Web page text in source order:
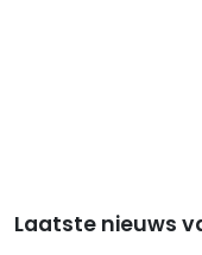
Laatste nieuws